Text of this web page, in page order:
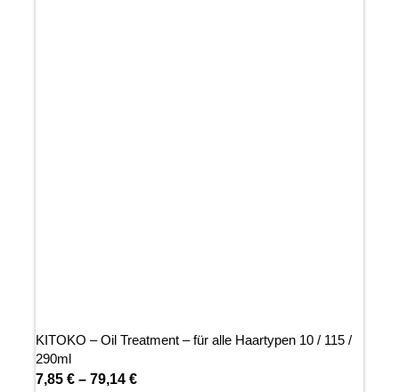
KITOKO – Oil Treatment – für alle Haartypen 10 / 115 /
290ml
7,85 € – 79,14 €